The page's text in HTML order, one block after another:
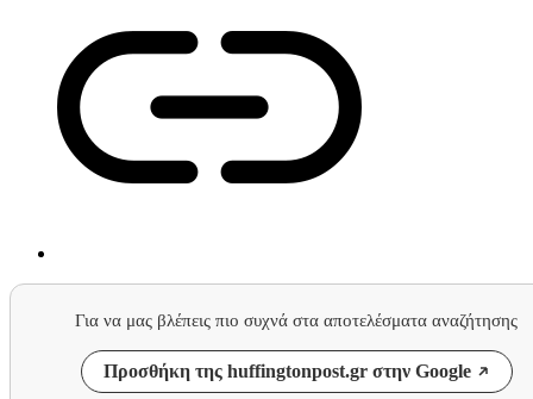
Για να μας βλέπεις πιο συχνά στα αποτελέσματα αναζήτησης
Προσθήκη της huffingtonpost.gr στην Google